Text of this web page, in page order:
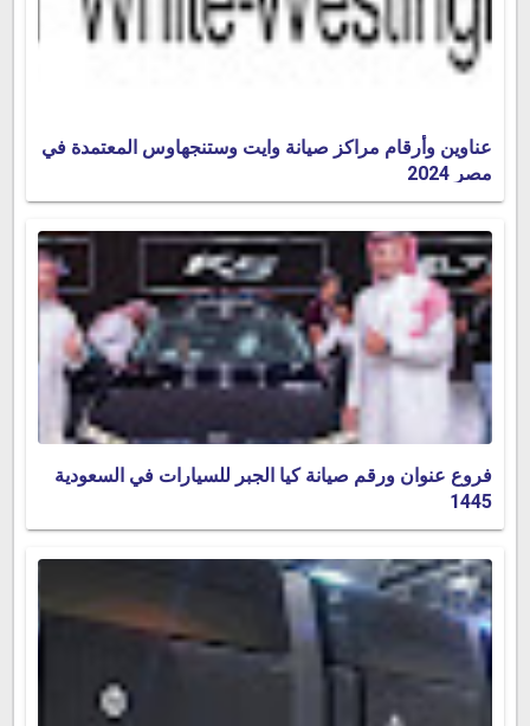
عناوين وأرقام مراكز صيانة وايت وستنجهاوس المعتمدة في
مصر 2024
فروع عنوان ورقم صيانة كيا الجبر للسيارات في السعودية
1445